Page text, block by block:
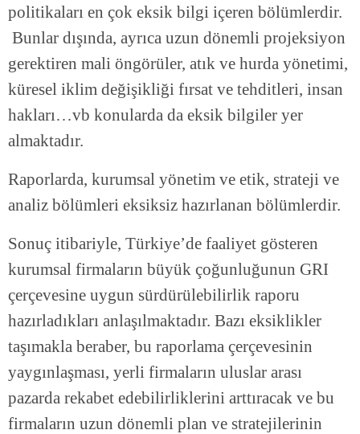
politikaları en çok eksik bilgi içeren bölümlerdir.
Bunlar dışında, ayrıca uzun dönemli projeksiyon
gerektiren mali öngörüler, atık ve hurda yönetimi,
küresel iklim değişikliği fırsat ve tehditleri, insan
hakları…vb konularda da eksik bilgiler yer
almaktadır.
Raporlarda, kurumsal yönetim ve etik, strateji ve
analiz bölümleri eksiksiz hazırlanan bölümlerdir.
Sonuç itibariyle, Türkiye’de faaliyet gösteren
kurumsal firmaların büyük çoğunluğunun GRI
çerçevesine uygun sürdürülebilirlik raporu
hazırladıkları anlaşılmaktadır. Bazı eksiklikler
taşımakla beraber, bu raporlama çerçevesinin
yaygınlaşması, yerli firmaların uluslar arası
pazarda rekabet edebilirliklerini arttıracak ve bu
firmaların uzun dönemli plan ve stratejilerinin